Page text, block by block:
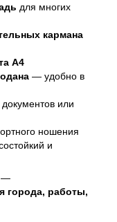
для многих
кармана
А4
— удобно в
документов или
ношения
и
—
города, работы,